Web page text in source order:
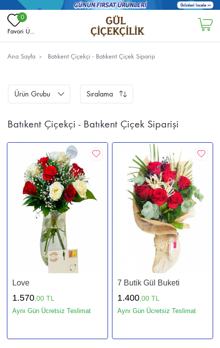
0
Favori Ü...
Ana Sayfa Batıkent Çiçekçi - Batıkent Çiçek Siparişi
Ürün Grubu Sıralama
Batıkent Çiçekçi - Batıkent Çiçek Siparişi
Love
1.570 ,00 TL
Aynı Gün Ücretsiz Teslimat
7 Butik Gül Buketi
1.400 ,00 TL
Aynı Gün Ücretsiz Teslimat